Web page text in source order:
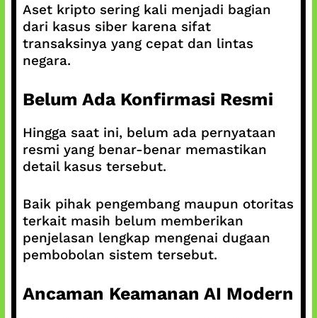
Aset kripto sering kali menjadi bagian
dari kasus siber karena sifat
transaksinya yang cepat dan lintas
negara.
Belum Ada Konfirmasi Resmi
Hingga saat ini, belum ada pernyataan
resmi yang benar-benar memastikan
detail kasus tersebut.
Baik pihak pengembang maupun otoritas
terkait masih belum memberikan
penjelasan lengkap mengenai dugaan
pembobolan sistem tersebut.
Ancaman Keamanan AI Modern